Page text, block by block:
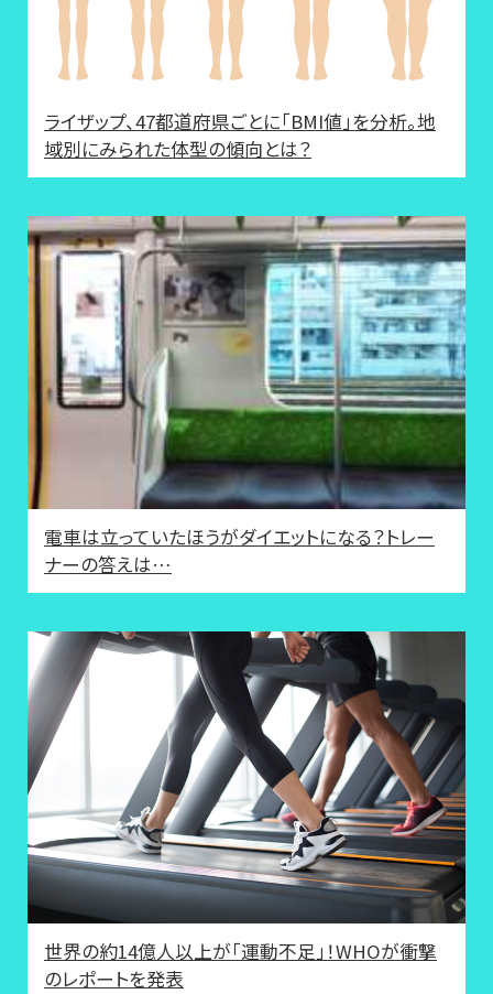
ライザップ、47都道府県ごとに「BMI値」を分析。地
域別にみられた体型の傾向とは？
電車は立っていたほうがダイエットになる？トレー
ナーの答えは…
世界の約14億人以上が「運動不足」！WHOが衝撃
のレポートを発表